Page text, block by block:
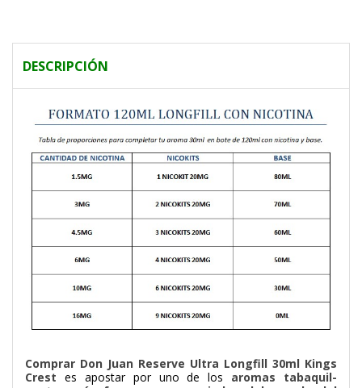
DESCRIPCIÓN
Comprar Don Juan Reserve Ultra Longfill 30ml Kings
Crest es apostar por uno de los aromas tabaquil-